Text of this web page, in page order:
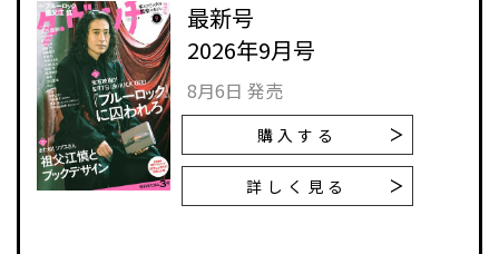
最新号
2026年9月号
8月6日 発売
購入する
詳しく見る